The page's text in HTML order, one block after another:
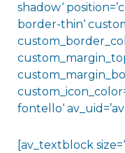
shadow‘
border-thin‘
fontello‘
[av_textblock